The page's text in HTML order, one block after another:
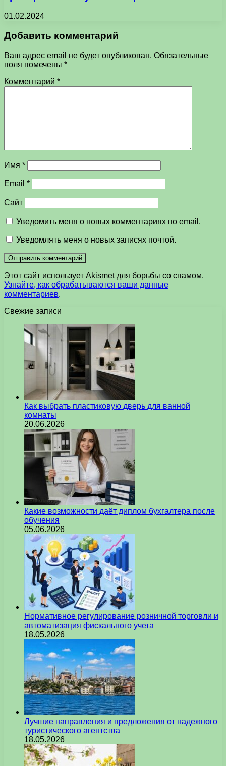
01.02.2024
Добавить комментарий
Ваш адрес email не будет опубликован. Обязательные
поля помечены *
Комментарий *
Имя *
Email *
Сайт
Уведомить меня о новых комментариях по email.
Уведомлять меня о новых записях почтой.
Этот сайт использует Akismet для борьбы со спамом.
Узнайте, как обрабатываются ваши данные
комментариев.
Свежие записи
Как выбрать пластиковую дверь для ванной
комнаты
20.06.2026
Какие возможности даёт диплом бухгалтера после
обучения
05.06.2026
Нормативное регулирование розничной торговли и
автоматизация фискального учета
18.05.2026
Лучшие направления и предложения от надежного
туристического агентства
18.05.2026